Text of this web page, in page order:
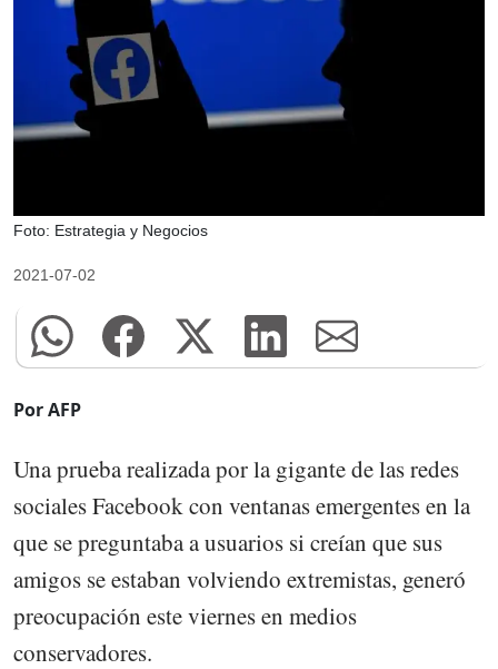
Foto: Estrategia y Negocios
2021-07-02
Por AFP
Una prueba realizada por la gigante de las redes
sociales Facebook con ventanas emergentes en la
que se preguntaba a usuarios si creían que sus
amigos se estaban volviendo extremistas, generó
preocupación este viernes en medios
conservadores.